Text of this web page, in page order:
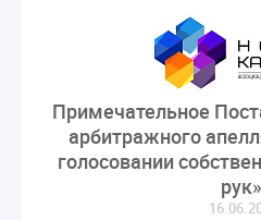
Примечательное
арбитражного
голосовании